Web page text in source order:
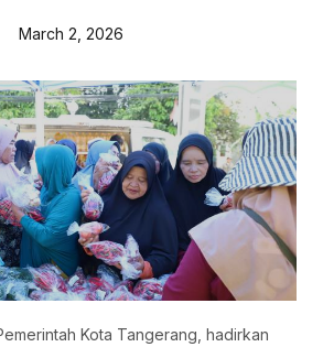
March 2, 2026
Kota Tangerang, hadirkan